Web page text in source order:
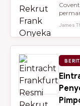
James